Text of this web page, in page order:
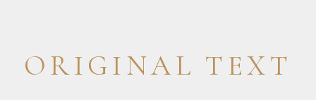
ORIGINAL TEXT